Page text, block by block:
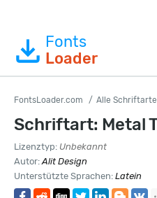
Fonts
Loader
FontsLoader.com Alle
Schriftart: Metal
Lizenztyp: Unbekannt
Autor:Alit Design
Unterstützte Sprachen: Latein